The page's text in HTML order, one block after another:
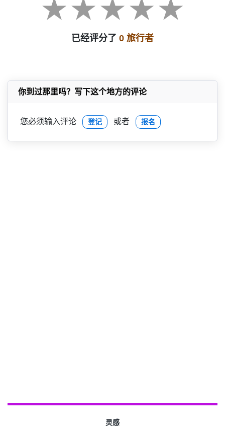
已经评分了 0 旅行者
你到过那里吗？写下这个地方的评论
您必须输入评论 登记 或者 报名
灵感